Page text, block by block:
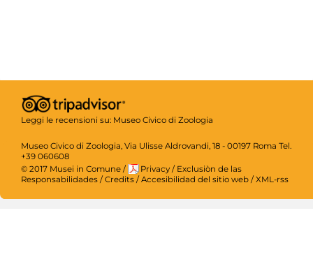
Leggi le recensioni su: Museo Civico di Zoologia
Museo Civico di Zoologia, Via Ulisse Aldrovandi, 18 - 00197 Roma Tel.
+39 060608
© 2017 Musei in Comune / Privacy / Exclusiòn de las
Responsabilidades / Credits / Accesibilidad del sitio web / XML-rss